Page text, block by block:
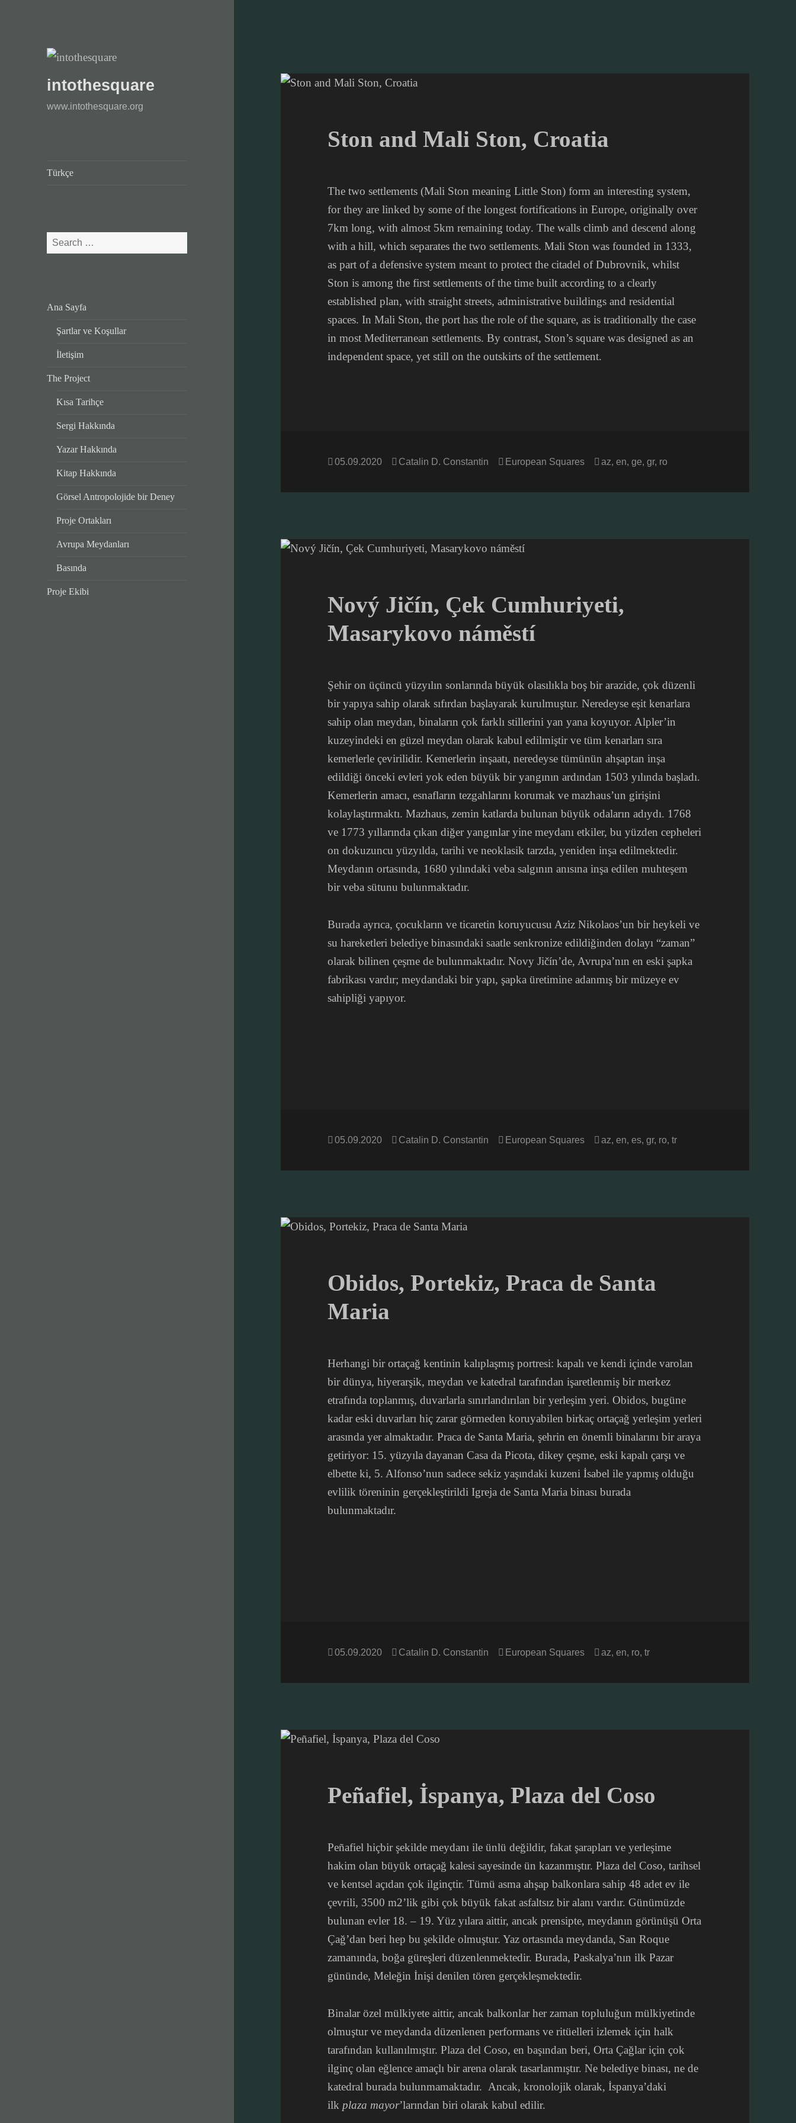
intothesquare
www.intothesquare.org
Türkçe
Search
for:
Ana Sayfa
Şartlar ve Koşullar
İletişim
The Project
Kısa Tarihçe
Sergi Hakkında
Yazar Hakkında
Kitap Hakkında
Görsel Antropolojide bir Deney
Proje Ortakları
Avrupa Meydanları
Basında
Proje Ekibi
Ston and Mali Ston, Croatia
The two settlements (Mali Ston meaning Little Ston) form an interesting system,
for they are linked by some of the longest fortifications in Europe, originally over
7km long, with almost 5km remaining today. The walls climb and descend along
with a hill, which separates the two settlements. Mali Ston was founded in 1333,
as part of a defensive system meant to protect the citadel of Dubrovnik, whilst
Ston is among the first settlements of the time built according to a clearly
established plan, with straight streets, administrative buildings and residential
spaces. In Mali Ston, the port has the role of the square, as is traditionally the case
in most Mediterranean settlements. By contrast, Ston’s square was designed as an
independent space, yet still on the outskirts of the settlement.
Posted
05.09.2020 Author
Catalin D. Constantin Categories
European Squares Tags
az,en,ge,gr, ro
Nový Jičín, Çek Cumhuriyeti,
Masarykovo náměstí
Şehir on üçüncü yüzyılın sonlarında büyük olasılıkla boş bir arazide, çok düzenli
bir yapıya sahip olarak sıfırdan başlayarak kurulmuştur. Neredeyse eşit kenarlara
sahip olan meydan, binaların çok farklı stillerini yan yana koyuyor. Alpler’in
kuzeyindeki en güzel meydan olarak kabul edilmiştir ve tüm kenarları sıra
kemerlerle çevirilidir. Kemerlerin inşaatı, neredeyse tümünün ahşaptan inşa
edildiği önceki evleri yok eden büyük bir yangının ardından 1503 yılında başladı.
Kemerlerin amacı, esnafların tezgahlarını korumak ve mazhaus’un girişini
kolaylaştırmaktı. Mazhaus, zemin katlarda bulunan büyük odaların adıydı. 1768
ve 1773 yıllarında çıkan diğer yangınlar yine meydanı etkiler, bu yüzden cepheleri
on dokuzuncu yüzyılda, tarihi ve neoklasik tarzda, yeniden inşa edilmektedir.
Meydanın ortasında, 1680 yılındaki veba salgının anısına inşa edilen muhteşem
bir veba sütunu bulunmaktadır.
Burada ayrıca, çocukların ve ticaretin koruyucusu Aziz Nikolaos’un bir heykeli ve
su hareketleri belediye binasındaki saatle senkronize edildiğinden dolayı “zaman”
olarak bilinen çeşme de bulunmaktadır. Novy Jičín’de, Avrupa’nın en eski şapka
fabrikası vardır; meydandaki bir yapı, şapka üretimine adanmış bir müzeye ev
sahipliği yapıyor.
Posted
05.09.2020 Author
Catalin D. Constantin Categories
European Squares Tags
az,en,es,gr, ro,tr
Obidos, Portekiz, Praca de Santa
Maria
Herhangi bir ortaçağ kentinin kalıplaşmış portresi: kapalı ve kendi içinde varolan
bir dünya, hiyerarşik, meydan ve katedral tarafından işaretlenmiş bir merkez
etrafında toplanmış, duvarlarla sınırlandırılan bir yerleşim yeri. Obidos, bugüne
kadar eski duvarları hiç zarar görmeden koruyabilen birkaç ortaçağ yerleşim yerleri
arasında yer almaktadır. Praca de Santa Maria, şehrin en önemli binalarını bir araya
getiriyor: 15. yüzyıla dayanan Casa da Picota, dikey çeşme, eski kapalı çarşı ve
elbette ki, 5. Alfonso’nun sadece sekiz yaşındaki kuzeni İsabel ile yapmış olduğu
evlilik töreninin gerçekleştirildi Igreja de Santa Maria binası burada
bulunmaktadır.
Posted
05.09.2020 Author
Catalin D. Constantin Categories
European Squares Tags
az,en, ro,tr
Peñafiel, İspanya, Plaza del Coso
Peñafiel hiçbir şekilde meydanı ile ünlü değildir, fakat şarapları ve yerleşime
hakim olan büyük ortaçağ kalesi sayesinde ün kazanmıştır. Plaza del Coso, tarihsel
ve kentsel açıdan çok ilginçtir. Tümü asma ahşap balkonlara sahip 48 adet ev ile
çevrili, 3500 m2’lik gibi çok büyük fakat asfaltsız bir alanı vardır. Günümüzde
bulunan evler 18. – 19. Yüz yılara aittir, ancak prensipte, meydanın görünüşü Orta
Çağ’dan beri hep bu şekilde olmuştur. Yaz ortasında meydanda, San Roque
zamanında, boğa güreşleri düzenlenmektedir. Burada, Paskalya’nın ilk Pazar
gününde, Meleğin İnişi denilen tören gerçekleşmektedir.
Binalar özel mülkiyete aittir, ancak balkonlar her zaman topluluğun mülkiyetinde
olmuştur ve meydanda düzenlenen performans ve ritüelleri izlemek için halk
tarafından kullanılmıştır. Plaza del Coso, en başından beri, Orta Çağlar için çok
ilginç olan eğlence amaçlı bir arena olarak tasarlanmıştır. Ne belediye binası, ne de
katedral burada bulunmamaktadır. Ancak, kronolojik olarak, İspanya’daki
ilkplaza mayor’larından biri olarak kabul edilir.